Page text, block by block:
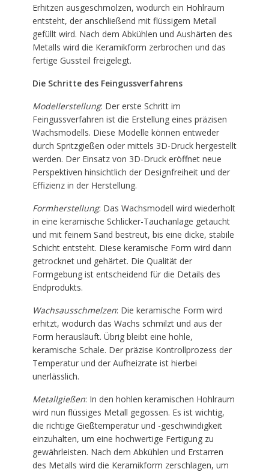
Erhitzen ausgeschmolzen, wodurch ein Hohlraum
entsteht, der anschließend mit flüssigem Metall
gefüllt wird. Nach dem Abkühlen und Aushärten des
Metalls wird die Keramikform zerbrochen und das
fertige Gussteil freigelegt.
Die Schritte des Feingussverfahrens
Modellerstellung: Der erste Schritt im
Feingussverfahren ist die Erstellung eines präzisen
Wachsmodells. Diese Modelle können entweder
durch Spritzgießen oder mittels 3D-Druck hergestellt
werden. Der Einsatz von 3D-Druck eröffnet neue
Perspektiven hinsichtlich der Designfreiheit und der
Effizienz in der Herstellung.
Formherstellung: Das Wachsmodell wird wiederholt
in eine keramische Schlicker-Tauchanlage getaucht
und mit feinem Sand bestreut, bis eine dicke, stabile
Schicht entsteht. Diese keramische Form wird dann
getrocknet und gehärtet. Die Qualität der
Formgebung ist entscheidend für die Details des
Endprodukts.
Wachsausschmelzen: Die keramische Form wird
erhitzt, wodurch das Wachs schmilzt und aus der
Form herausläuft. Übrig bleibt eine hohle,
keramische Schale. Der präzise Kontrollprozess der
Temperatur und der Aufheizrate ist hierbei
unerlässlich.
Metallgießen: In den hohlen keramischen Hohlraum
wird nun flüssiges Metall gegossen. Es ist wichtig,
die richtige Gießtemperatur und -geschwindigkeit
einzuhalten, um eine hochwertige Fertigung zu
gewährleisten. Nach dem Abkühlen und Erstarren
des Metalls wird die Keramikform zerschlagen, um